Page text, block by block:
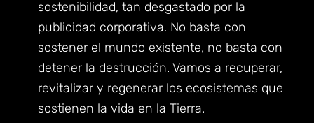
sostenibilidad, tan desgastado por la
publicidad corporativa. No basta con
sostener el mundo existente, no basta con
detener la destrucción. Vamos a recuperar,
revitalizar y regenerar los ecosistemas que
sostienen la vida en la Tierra.